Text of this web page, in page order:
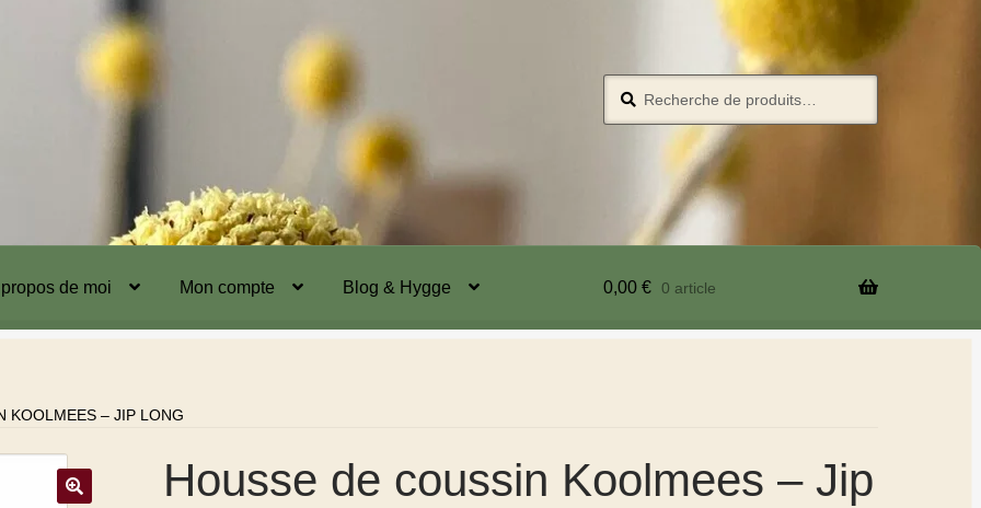
de moi Mon compte Blog & Hygge 0,00 € 0 article
KOOLMEES – JIP LONG
Housse de coussin Koolmees – Jip